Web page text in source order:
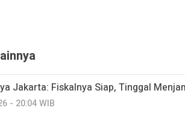
Jakarta: Fiskalnya Siap, Tinggal
- 20:04 WIB